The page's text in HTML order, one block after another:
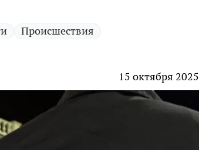
Происшествия
15 октября 2025